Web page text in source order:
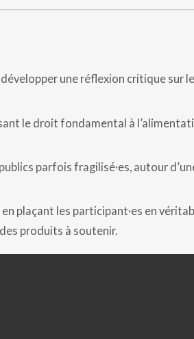
développer une réflexion critique sur
le droit fondamental à
parfois fragilisé·es, autour
en plaçant les participant·es en
produits à soutenir.